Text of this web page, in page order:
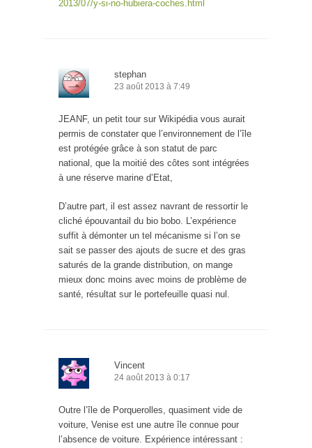
2013/07/y-si-no-hubiera-coches.html
stephan
23 août 2013 à 7:49
JEANF, un petit tour sur Wikipédia vous aurait
permis de constater que l’environnement de l’île
est protégée grâce à son statut de parc
national, que la moitié des côtes sont intégrées
à une réserve marine d’Etat,
D’autre part, il est assez navrant de ressortir le
cliché épouvantail du bio bobo. L’expérience
suffit à démonter un tel mécanisme si l’on se
sait se passer des ajouts de sucre et des gras
saturés de la grande distribution, on mange
mieux donc moins avec moins de problème de
santé, résultat sur le portefeuille quasi nul.
Vincent
24 août 2013 à 0:17
Outre l’île de Porquerolles, quasiment vide de
voiture, Venise est une autre île connue pour
l’absence de voiture. Expérience intéressant :